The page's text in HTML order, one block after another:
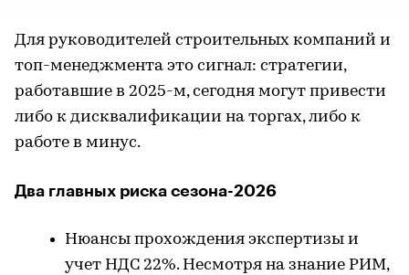
Для руководителей строительных компаний и
топ-менеджмента это сигнал: стратегии,
работавшие в 2025-м, сегодня могут привести
либо к дисквалификации на торгах, либо к
работе в минус.
Два главных риска сезона-2026
Нюансы прохождения экспертизы и
учет НДС 22%. Несмотря на знание РИМ,